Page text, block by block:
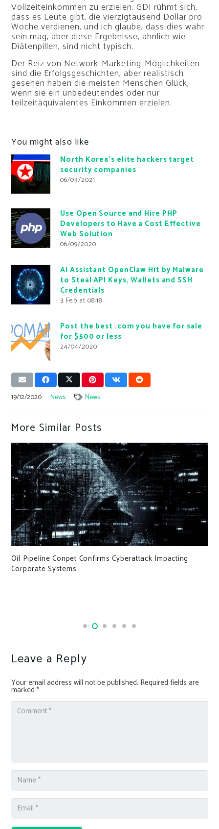
Vollzeiteinkommen zu erzielen. GDI rühmt sich,
dass es Leute gibt, die vierzigtausend Dollar pro
Woche verdienen, und ich glaube, dass dies wahr
sein mag, aber diese Ergebnisse, ähnlich wie
Diätenpillen, sind nicht typisch.
Der Reiz von Network-Marketing-Möglichkeiten
sind die Erfolgsgeschichten, aber realistisch
gesehen haben die meisten Menschen Glück,
wenn sie ein unbedeutendes oder nur
teilzeitäquivalentes Einkommen erzielen.
You might also like
North Korea’s elite hackers target
security companies
06/03/2021
Use Open Source and Hire PHP
Developers to Have a Cost Effective
Web Solution
06/09/2020
AI Assistant OpenClaw Hit by Malware
to Steal API Keys, Wallets and SSH
Credentials
3 Feb at 08:18
Post the best .com you have for sale
for $500 or less
24/04/2020
19/12/2020 News News
More Similar Posts
Oil Pipeline Conpet Confirms Cyberattack Impacting
Corporate Systems
Leave a Reply
Your email address will not be published. Required fields are
marked *